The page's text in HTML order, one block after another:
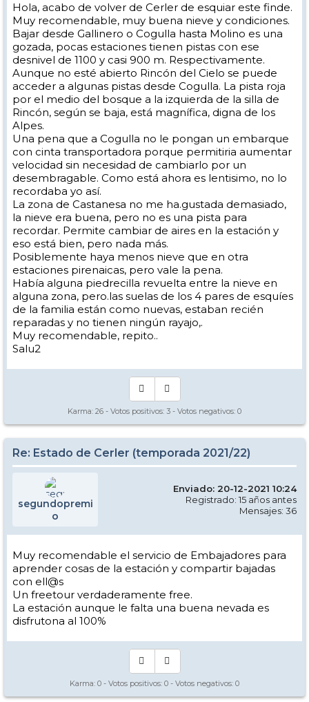
Hola, acabo de volver de Cerler de esquiar este finde.
Muy recomendable, muy buena nieve y condiciones.
Bajar desde Gallinero o Cogulla hasta Molino es una
gozada, pocas estaciones tienen pistas con ese
desnivel de 1100 y casi 900 m. Respectivamente.
Aunque no esté abierto Rincón del Cielo se puede
acceder a algunas pistas desde Cogulla. La pista roja
por el medio del bosque a la izquierda de la silla de
Rincón, según se baja, está magnífica, digna de los
Alpes.
Una pena que a Cogulla no le pongan un embarque
con cinta transportadora porque permitiria aumentar
velocidad sin necesidad de cambiarlo por un
desembragable. Como está ahora es lentisimo, no lo
recordaba yo así.
La zona de Castanesa no me ha.gustada demasiado,
la nieve era buena, pero no es una pista para
recordar. Permite cambiar de aires en la estación y
eso está bien, pero nada más.
Posiblemente haya menos nieve que en otra
estaciones pirenaicas, pero vale la pena.
Había alguna piedrecilla revuelta entre la nieve en
alguna zona, pero.las suelas de los 4 pares de esquíes
de la familia están como nuevas, estaban recién
reparadas y no tienen ningún rayajo,.
Muy recomendable, repito..
Salu2
Karma: 26 - Votos positivos: 3 - Votos negativos: 0
Re: Estado de Cerler (temporada 2021/22)
segundopremi
o
Enviado: 20-12-2021 10:24
Registrado: 15 años antes
Mensajes: 36
Muy recomendable el servicio de Embajadores para
aprender cosas de la estación y compartir bajadas
con ell@s
Un freetour verdaderamente free.
La estación aunque le falta una buena nevada es
disfrutona al 100%
Karma: 0 - Votos positivos: 0 - Votos negativos: 0